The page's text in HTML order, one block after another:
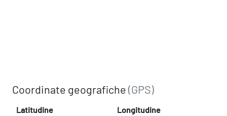
Coordinate geografiche(GPS)
Latitudine Longitudine